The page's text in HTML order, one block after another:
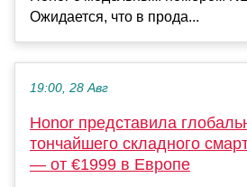
Ожидается, что в прода...
19:00, 28 Авг
Honor представила
тончайшего складного
— от €1999 в Европе